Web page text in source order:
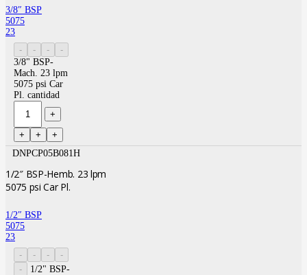
3/8″ BSP
5075
23
3/8" BSP-
Mach. 23 lpm
5075 psi Car
Pl. cantidad
DNPCP05B081H
1/2″ BSP-Hemb. 23 lpm
5075 psi Car Pl.
1/2″ BSP
5075
23
1/2" BSP-